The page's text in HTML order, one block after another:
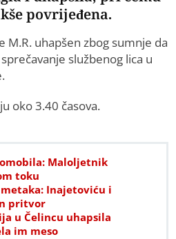
povrijeđena.
M.R. uhapšen zbog sumnje da
službenog lica u
oko 3.40 časova.
Maloljetnik
toku
Inajetoviću i
pritvor
u Čelincu uhapsila
im meso